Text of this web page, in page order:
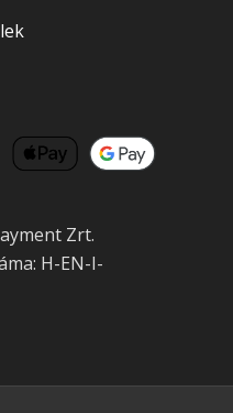
Zrt.
H-EN-I-